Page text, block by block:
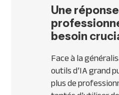
Nous
Une réponse
besoin
Face à la
outils d’IA grand
plus de